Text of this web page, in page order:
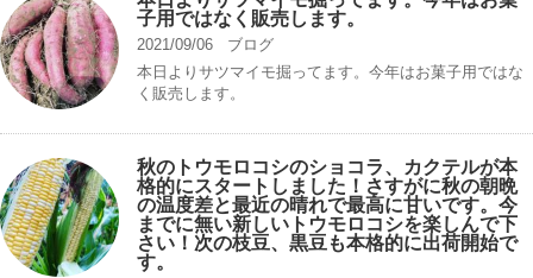
子用ではなく販売します。
2021/09/06
ブログ
本日よりサツマイモ掘ってます。今年はお菓子用ではな
く販売します。
秋のトウモロコシのショコラ、カクテルが本
格的にスタートしました！さすがに秋の朝晩
の温度差と最近の晴れで最高に甘いです。今
までに無い新しいトウモロコシを楽しんで下
さい！次の枝豆、黒豆も本格的に出荷開始で
す。